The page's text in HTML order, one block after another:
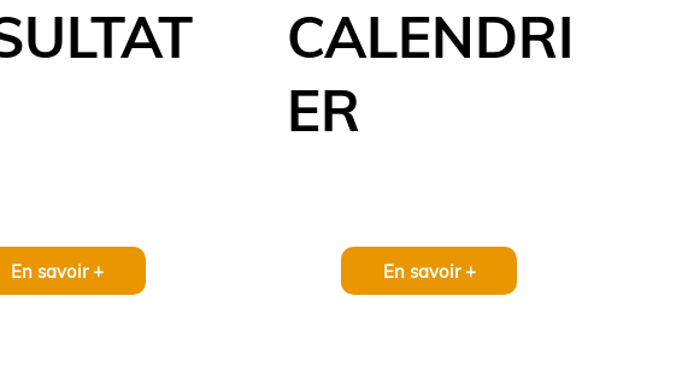
En savoir +
CALENDRI
ER
En savoir +